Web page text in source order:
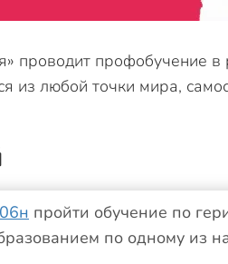
проводит профобучение
из любой точки мира,
пройти обучение по
по одному из